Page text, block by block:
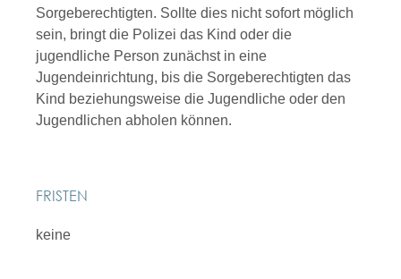
Sorgeberechtigten. Sollte dies nicht sofort möglich
sein, bringt die Polizei das Kind oder die
jugendliche Person zunächst in eine
Jugendeinrichtung, bis die Sorgeberechtigten das
Kind beziehungsweise die Jugendliche oder den
Jugendlichen abholen können.
FRISTEN
keine